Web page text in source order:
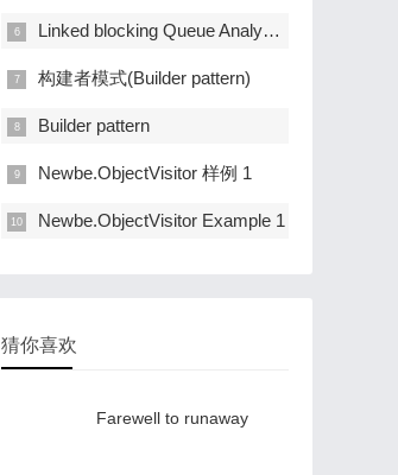
Linked blocking Queue Analysis of blocking queue
构建者模式(Builder pattern)
Builder pattern
Newbe.ObjectVisitor 样例 1
Newbe.ObjectVisitor Example 1
猜你喜欢
Farewell to runaway